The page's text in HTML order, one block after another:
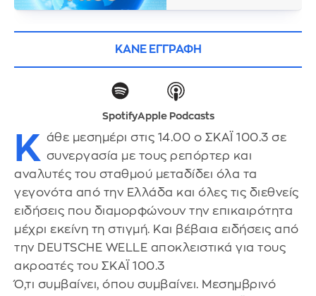
ΚΑΝΕ ΕΓΓΡΑΦΗ
SpotifyApple Podcasts
Κ άθε μεσημέρι στις 14.00 ο ΣΚΑΪ 100.3 σε
συνεργασία με τους ρεπόρτερ και
αναλυτές του σταθμού μεταδίδει όλα τα
γεγονότα από την Ελλάδα και όλες τις διεθνείς
ειδήσεις που διαμορφώνουν την επικαιρότητα
μέχρι εκείνη τη στιγμή. Και βέβαια ειδήσεις από
την DEUTSCHE WELLE αποκλειστικά για τους
ακροατές του ΣΚΑΪ 100.3
Ό,τι συμβαίνει, όπου συμβαίνει. Μεσημβρινό